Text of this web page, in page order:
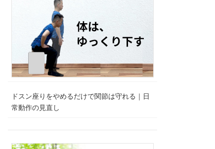
ドスン座りをやめるだけで関節は守れる｜日
常動作の見直し